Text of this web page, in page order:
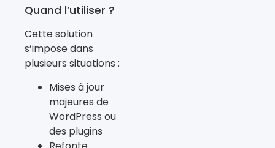
Quand l’utiliser ?
Cette solution
s’impose dans
plusieurs situations :
Mises à jour
majeures de
WordPress ou
des plugins